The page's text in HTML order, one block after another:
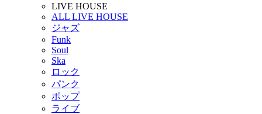
LIVE HOUSE
ALL LIVE HOUSE
ジャズ
Funk
Soul
Ska
ロック
パンク
ポップ
ライブ